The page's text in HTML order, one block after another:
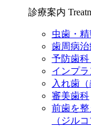
診療案内
虫歯・
歯周病
予防歯
インプラ
入れ歯（
審美歯科
前歯を
（ジル